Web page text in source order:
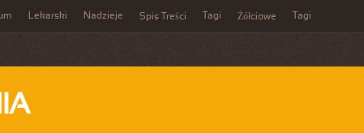
Lekarski Nadzieje Spis Treści Tagi Żółciowe Tagi